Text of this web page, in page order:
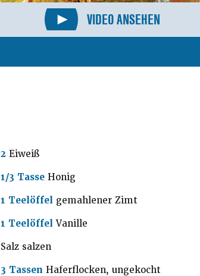
VIDEO ANSEHEN
2 Eiweiß
1/3 Tasse Honig
1 Teelöffel gemahlener Zimt
1 Teelöffel Vanille
Salz salzen
3 Tassen Haferflocken, ungekocht